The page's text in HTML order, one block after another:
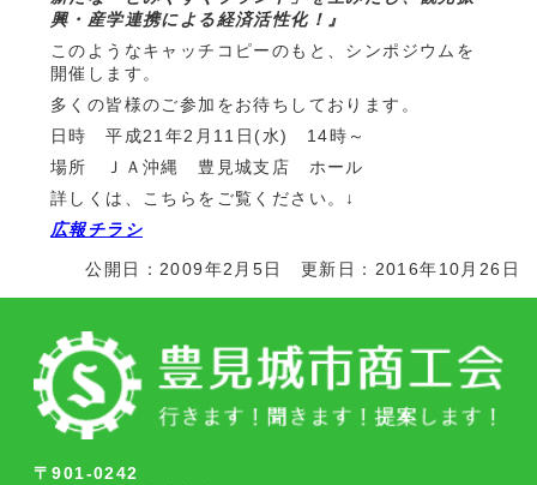
興・産学連携による経済活性化！』
このようなキャッチコピーのもと、シンポジウムを
開催します。
多くの皆様のご参加をお待ちしております。
日時 平成21年2月11日(水) 14時～
場所 ＪＡ沖縄 豊見城支店 ホール
詳しくは、こちらをご覧ください。↓
広報チラシ
公開日：2009年2月5日 更新日：2016年10月26日
〒901-0242